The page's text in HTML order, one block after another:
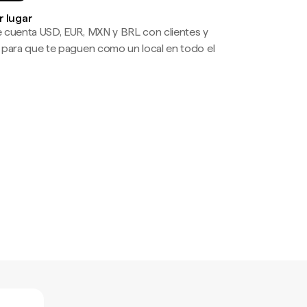
lugar
USD, EUR, MXN y BRL con clientes y
que te paguen como un local en todo el